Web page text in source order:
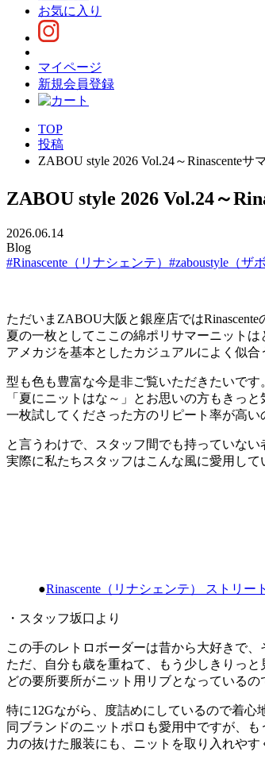
お気に入り
マイページ
新規会員登録
TOP
投稿
ZABOU style 2026 Vol.24～Rinascente
ZABOU style 2026 Vol.24～
2026.06.14
Blog
#Rinascente（リナシェンテ） #zaboustyle（ザ
ただいまZABOU大阪と銀座店では
夏の一枚としてここの綿ポリサマーニットは
アメカジを基本としたカジュアルによく似
型も色も豊富な今是非ご覧いただきたいです
「夏にニットはな～」とお思いの方もきっ
一枚試してくださった方のリピート率が高い
と言うわけで、スタッフ間でも持っていない
実際に私たちスタッフはこんな風に愛用して
●Rinascente（リナシェンテ） ストリ
・スタッフ坂口より
この手のレトロボーダーは昔から大好きで
ただ、自分も歳を重ねて、もう少しきりっ
どの要所要所がニット用リブとなっているの
特に12Gながら、度詰めにしているので着心
同ブランドのニットポロも愛用中ですが、
力の抜けた服装にも、ニットを取り入れやす